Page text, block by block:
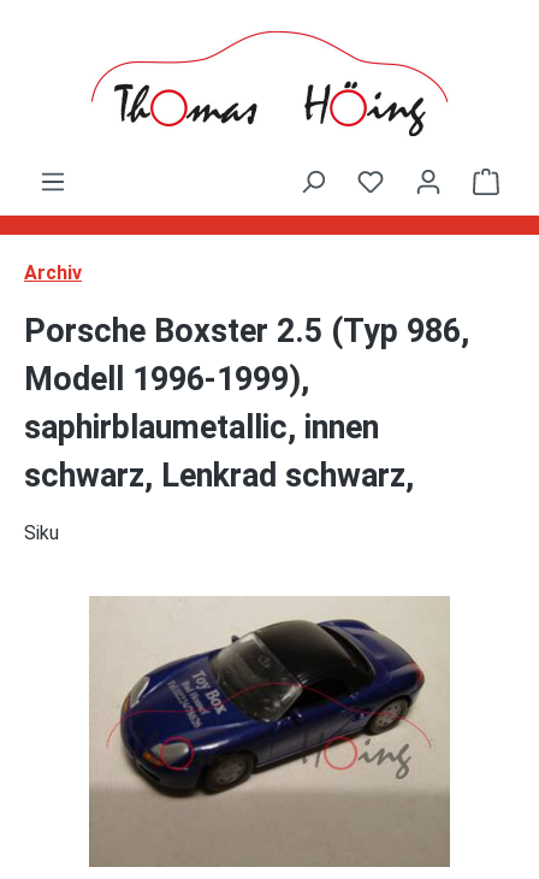
Archiv
Porsche Boxster 2.5 (Typ 986,
Modell 1996-1999),
saphirblaumetallic, innen
schwarz, Lenkrad schwarz,
Siku